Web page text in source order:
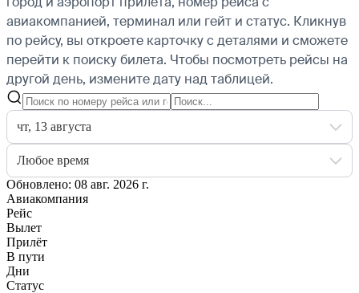
авиакомпанией, терминал или гейт и статус. Кликнув
по рейсу, вы откроете карточку с деталями и сможете
перейти к поиску билета. Чтобы посмотреть рейсы на
другой день, измените дату над таблицей.
чт, 13 августа
Любое время
Обновлено: 08 авг. 2026 г.
Авиакомпания
Рейс
Вылет
Прилёт
В пути
Дни
Статус